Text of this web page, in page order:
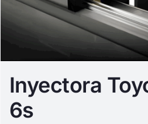
Inyectora
6s